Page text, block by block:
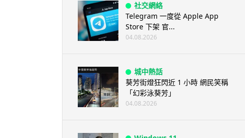
社交網絡
Telegram 一度從 Apple App
Store 下架 官...
04.08.2026
城中熱話
葵芳街燈狂閃近 1 小時 網民笑稱
「幻彩泳葵芳」
04.08.2026